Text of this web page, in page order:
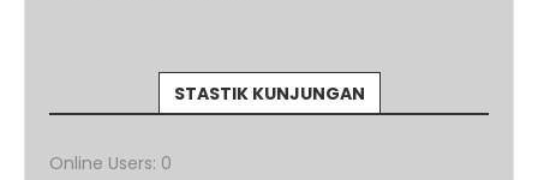
STASTIK KUNJUNGAN
Online Users: 0